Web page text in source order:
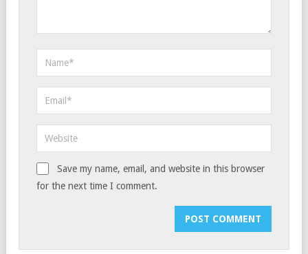
Save my name, email, and website in this browser
for the next time I comment.